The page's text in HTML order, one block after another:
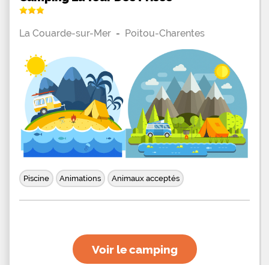
La Couarde-sur-Mer - Poitou-Charentes
Piscine Animations Animaux acceptés
Voir le camping